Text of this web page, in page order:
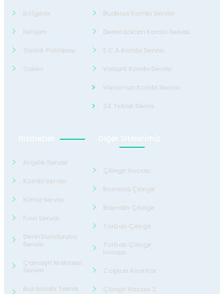
Bölgeler
İletişim
Gizlilik Politikası
Galeri
Buderus Kombi Servisi
Demirdöküm Kombi Servisi
E.C.A Kombi Servisi
Valiant Kombi Servisi
Viessman Kombi Servisi
24 Teknik Servis
Hizmetler
Arçelik Servisi
Kombi Servisi
Klima Servisi
Fırın Servisi
Derin Dondurucu
Servisi
Çamaşır Makinesi
Servisi
Buzdolabı Teknik
Diğer Sitelerimiz
Çilingir Hocası
Bornova Çilingir
Bayraklı Çilingir
Torbalı Çilingir
Torbalı Çilingir
Hocası
Coşkun Anahtar
Çilingir Hocası 2